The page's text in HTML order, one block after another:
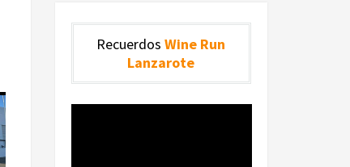
Recuerdos Wine Run
Lanzarote